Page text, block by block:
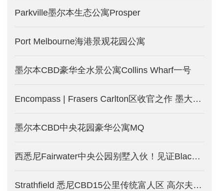
Parkville墨尔本生态公寓Prosper
Port Melbourne海港景观花园公寓
墨尔本CBD豪华全水景公寓Collins Wharf一号
Encompass | Frasers Carlton区收官之作 墨大学区房-墨尔本新楼盘发售
墨尔本CBD中央花园豪华公寓MQ
西悉尼Fairwater中央公园别墅入伙！见证Blacktown大不同！少量现房限时优惠！
Strathfield 悉尼CBD15公里传统富人区 高尔夫中的别墅-悉尼新房产出售中